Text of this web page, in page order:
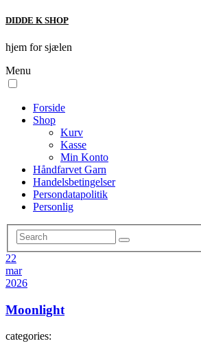
DIDDE K SHOP
hjem for sjælen
Menu
Forside
Shop
Kurv
Kasse
Min Konto
Håndfarvet Garn
Handelsbetingelser
Persondatapolitik
Personlig
22
mar
2026
Moonlight
categories: